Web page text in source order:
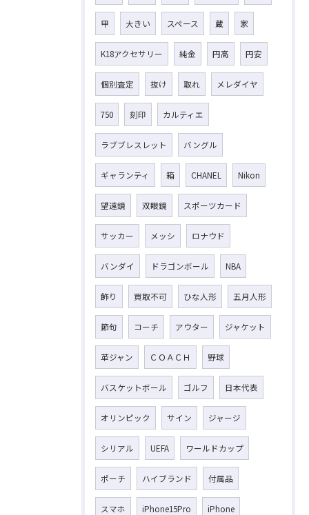
甲 大きい スペース 蔵 家
K18アクセサリー 純金 円高 円安
個別査定 抜け 取れ メレダイヤ
750 刻印 カルティエ
ラブブレスレット バングル
ギャランティ 箱 CHANEL Nikon
望遠鏡 双眼鏡 スポーツカード
サッカー メッシ ロナウド
バンダイ ドラゴンボール NBA
飾り 買取不可 ひな人形 五月人形
節句 コーチ アウター ジャケット
革ジャン ＣＯＡＣＨ 野球
バスケットボール ゴルフ 日本代表
オリンピック サイン ジャージ
シリアル UEFA ワールドカップ
ポーチ ハイブランド 付属品
スマホ iPhone15Pro iPhone